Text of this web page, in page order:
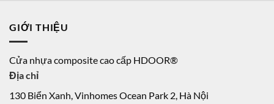
GIỚI THIỆU
Cửa nhựa composite cao cấp HDOOR®
Địa chỉ
130 Biển Xanh, Vinhomes Ocean Park 2, Hà Nội